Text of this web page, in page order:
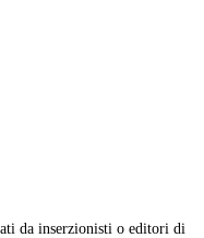
da inserzionisti o editori di